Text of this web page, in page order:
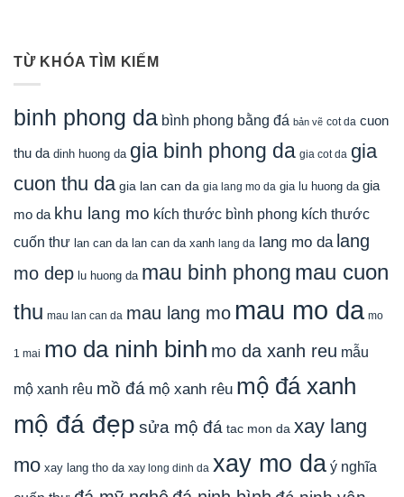
TỪ KHÓA TÌM KIẾM
binh phong da bình phong bằng đá bản vẽ cot da cuon
thu da dinh huong da gia binh phong da gia cot da gia
cuon thu da gia lan can da gia lang mo da gia lu huong da gia
mo da khu lang mo kích thước bình phong kích thước
cuốn thư lan can da lan can da xanh lang da lang mo da lang
mo dep lu huong da mau binh phong mau cuon
thu mau lan can da mau lang mo mau mo da mo
1 mai mo da ninh binh mo da xanh reu mẫu
mộ xanh rêu mồ đá mộ xanh rêu mộ đá xanh
mộ đá đẹp sửa mộ đá tac mon da xay lang
mo xay lang tho da xay long dinh da xay mo da ý nghĩa